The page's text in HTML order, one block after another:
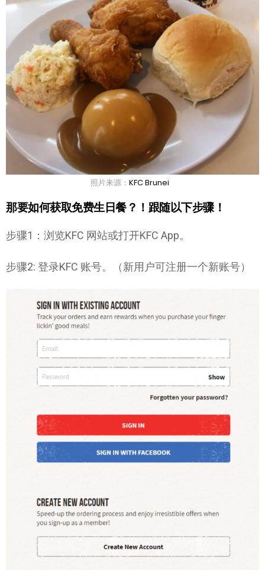
照片来源： KFC Brunei
那要如何获取免费生日餐？！跟随以下步骤！
步骤1：浏览KFC 网站或打开KFC App。
步骤2: 登录KFC 账号。（新用户可注册一个新账号）